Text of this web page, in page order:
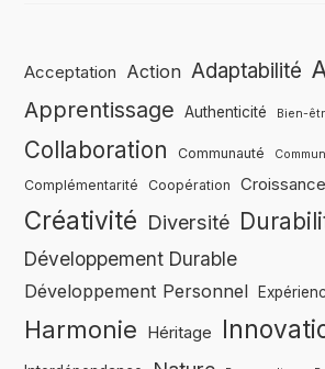
Acceptation Action Adaptabilité
Apprentissage Authenticité Bien-
Collaboration Communauté
Complémentarité Coopération
Créativité Diversité
Développement Durable
Développement Personnel
Harmonie Héritage